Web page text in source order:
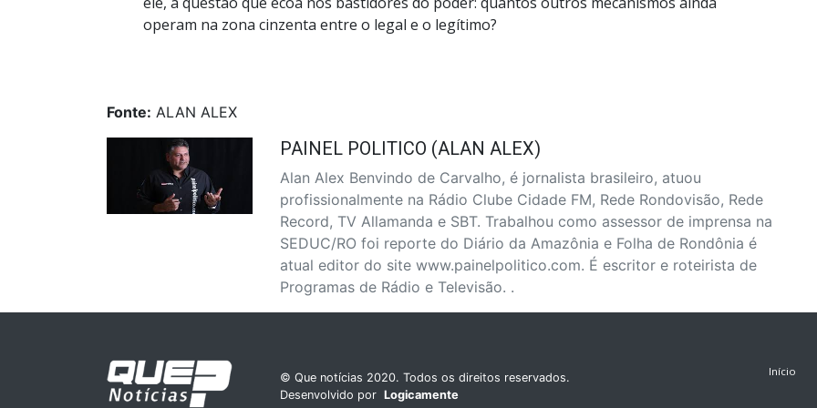
operam na zona cinzenta entre o legal e o legítimo?
Fonte: ALAN ALEX
PAINEL POLITICO (ALAN ALEX)
Alan Alex Benvindo de Carvalho, é jornalista brasileiro, atuou
profissionalmente na Rádio Clube Cidade FM, Rede Rondovisão, Rede
Record, TV Allamanda e SBT. Trabalhou como assessor de imprensa na
SEDUC/RO foi reporte do Diário da Amazônia e Folha de Rondônia é
atual editor do site www.painelpolitico.com. É escritor e roteirista de
Programas de Rádio e Televisão. .
© Que notícias 2020. Todos os direitos reservados.
Desenvolvido por Logicamente
Início